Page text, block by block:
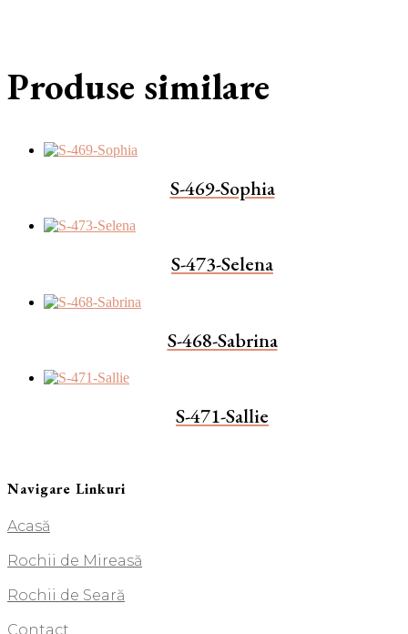
Produse similare
S-469-Sophia
S-473-Selena
S-468-Sabrina
S-471-Sallie
Navigare Linkuri
Acasă
Rochii de Mireasă
Rochii de Seară
Contact